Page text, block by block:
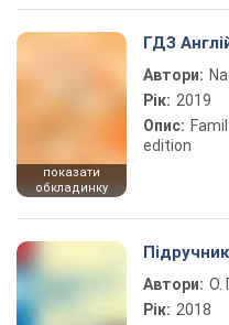
показати
обкладинку
ГДЗ
Автори:
Рік: 2019
Опис:
edition
Автори: О.
Рік: 2018